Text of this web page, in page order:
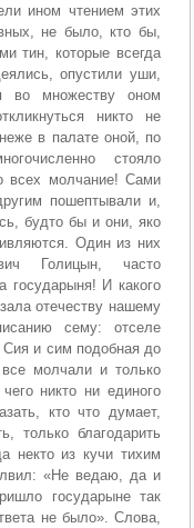
ином чтением этих
не было, кто бы,
тин, которые всегда
опустили уши,
во множеству оном
никто не
в палате оной, по
стояло
всех молчание! Сами
пошептывали и,
будто бы и они, яко
Один из них
Голицын, часто
государыня! И какого
отечеству нашему
сему: отселе
Сия и сим подобная до
молчали и только
никто ни единого
кто что думает,
только благодарить
некто из кучи тихим
«Не ведаю, да и
государыне так
не было». Слова,